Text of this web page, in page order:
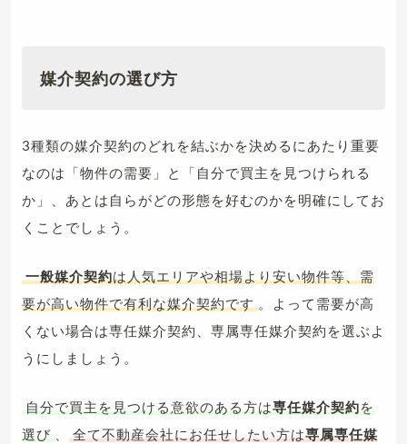
媒介契約の選び方
3種類の媒介契約のどれを結ぶかを決めるにあたり重要
なのは「物件の需要」と「自分で買主を見つけられる
か」、あとは自らがどの形態を好むのかを明確にしてお
くことでしょう。
一般媒介契約は人気エリアや相場より安い物件等、需
要が高い物件で有利な媒介契約です 。よって需要が高
くない場合は専任媒介契約、専属専任媒介契約を選ぶよ
うにしましょう。
自分で買主を見つける意欲のある方は専任媒介契約を
選び
全て不動産会社にお任せしたい方は専属専任媒